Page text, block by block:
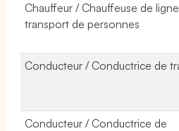
Chauffeur / Chauffeuse de ligne
transport de personnes
Conducteur / Conductrice de
Conducteur / Conductrice de